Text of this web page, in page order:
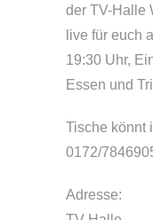
der TV-Halle
live für euch
19:30 Uhr,
Essen und
Tische könnt
0172/
Adresse: